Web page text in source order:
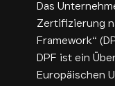
Das
Zertifizierung
Framework“
DPF ist ein
Europäischen